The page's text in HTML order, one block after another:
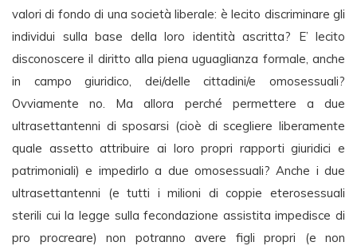
valori di fondo di una società liberale: è lecito discriminare gli
individui sulla base della loro identità ascritta? E’ lecito
disconoscere il diritto alla piena uguaglianza formale, anche
in campo giuridico, dei/delle cittadini/e omosessuali?
Ovviamente no. Ma allora perché permettere a due
ultrasettantenni di sposarsi (cioè di scegliere liberamente
quale assetto attribuire ai loro propri rapporti giuridici e
patrimoniali) e impedirlo a due omosessuali? Anche i due
ultrasettantenni (e tutti i milioni di coppie eterosessuali
sterili cui la legge sulla fecondazione assistita impedisce di
pro procreare) non potranno avere figli propri (e non